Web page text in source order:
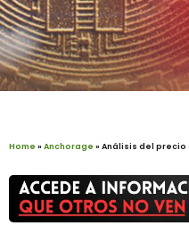
Home »Anchorage »Análisis del precio